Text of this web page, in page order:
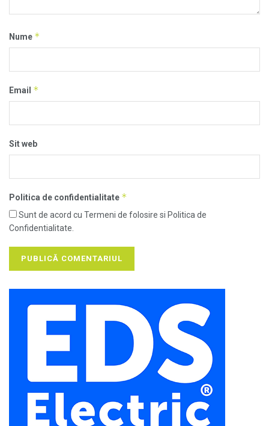
Nume *
Email *
Sit web
Politica de confidentialitate *
Sunt de acord cu Termeni de folosire si Politica de
Confidentialitate.